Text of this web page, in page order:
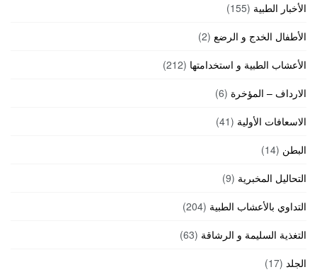
الأخبار الطبية (155)
الأطفال الخدج و الرضع (2)
الأعشاب الطبية و استخدامتها (212)
الارداف – المؤخرة (6)
الاسعافات الأولية (41)
البطن (14)
التحاليل المخبرية (9)
التداوي بالأعشاب الطبية (204)
التغذية السليمة و الرشاقة (63)
الجلد (17)